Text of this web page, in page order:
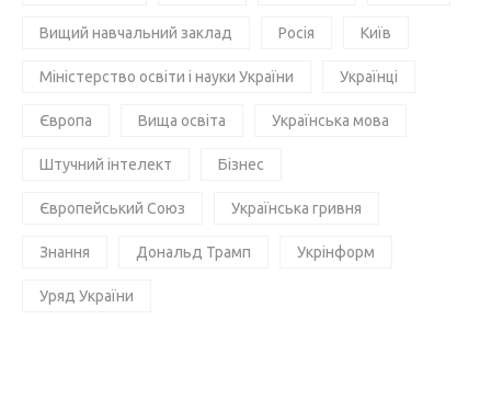
Вищий навчальний заклад Росія Київ
Міністерство освіти і науки України Українці
Європа Вища освіта Українська мова
Штучний інтелект Бізнес
Європейський Союз Українська гривня
Знання Дональд Трамп Укрінформ
Уряд України